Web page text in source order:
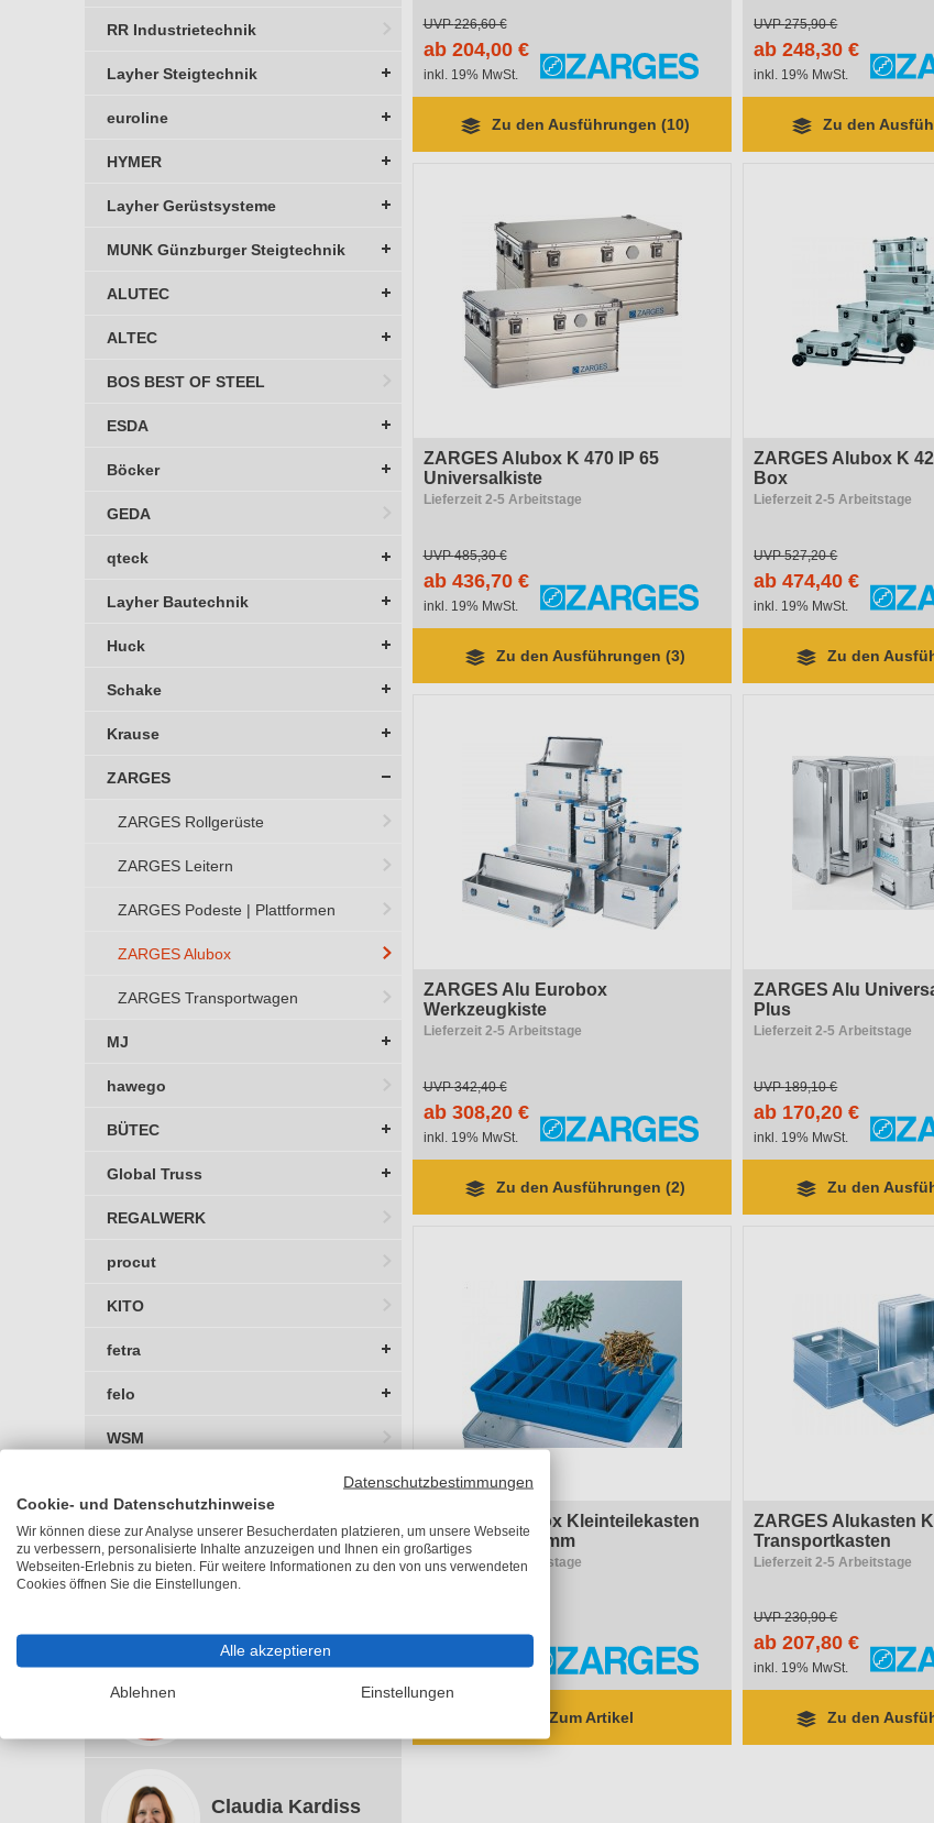
RR Industrietechnik
Layher Steigtechnik
euroline
HYMER
Layher Gerüstsysteme
MUNK Günzburger Steigtechnik
ALUTEC
ALTEC
BOS BEST OF STEEL
ESDA
Böcker
GEDA
qteck
Layher Bautechnik
Huck
Schake
Krause
ZARGES
ZARGES Rollgerüste
ZARGES Leitern
ZARGES Podeste | Plattformen
ZARGES Alubox
ZARGES Transportwagen
MJ
hawego
BÜTEC
Global Truss
REGALWERK
procut
KITO
fetra
felo
WSM
Jens Sonntag
hawe
Claudia Kardiss
UVP226,60 €
ab 204,00 €
inkl. 19% MwSt.
Zu den Ausführungen (10)
UVP275,90 €
ab 248,30 €
inkl. 19% MwSt.
Zu den
ZARGES Alubox K 470 IP 65
Universalkiste
Lieferzeit 2-5 Arbeitstage
UVP485,30 €
ab 436,70 €
inkl. 19% MwSt.
Zu den Ausführungen (3)
ZARGES Alubox K
Box
Lieferzeit 2-5 Arbeitstage
UVP527,20 €
ab 474,40 €
inkl. 19% MwSt.
Zu den
ZARGES Alu Eurobox
Werkzeugkiste
Lieferzeit 2-5 Arbeitstage
UVP342,40 €
ab 308,20 €
inkl. 19% MwSt.
Zu den Ausführungen (2)
ZARGES Alu
Plus
Lieferzeit 2-5 Arbeitstage
UVP189,10 €
ab 170,20 €
inkl. 19% MwSt.
Zu den
ZARGES Alubox Kleinteilekasten
430 x 330 x 60 mm
Lieferzeit 2-5 Arbeitstage
inkl. 19% MwSt.
Zum Artikel
ZARGES Alukasten
Transportkasten
Lieferzeit 2-5 Arbeitstage
UVP230,90 €
ab 207,80 €
inkl. 19% MwSt.
Zu den
Datenschutzbestimmungen
Cookie- und Datenschutzhinweise
Wir können diese zur Analyse unserer Besucherdaten platzieren, um unsere Webseite
zu verbessern, personalisierte Inhalte anzuzeigen und Ihnen ein großartiges
Webseiten-Erlebnis zu bieten. Für weitere Informationen zu den von uns verwendeten
Cookies öffnen Sie die Einstellungen.
Alle akzeptieren
Ablehnen Einstellungen